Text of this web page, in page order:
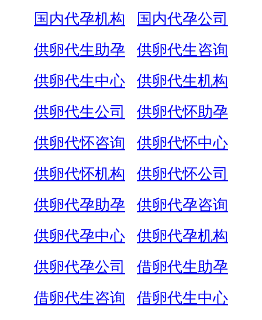
国内代孕机构
国内代孕公司
供卵代生助孕
供卵代生咨询
供卵代生中心
供卵代生机构
供卵代生公司
供卵代怀助孕
供卵代怀咨询
供卵代怀中心
供卵代怀机构
供卵代怀公司
供卵代孕助孕
供卵代孕咨询
供卵代孕中心
供卵代孕机构
供卵代孕公司
借卵代生助孕
借卵代生咨询
借卵代生中心